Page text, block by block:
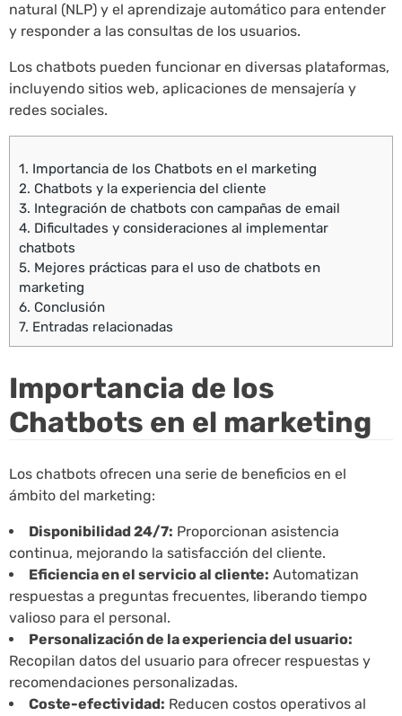
natural (NLP) y el aprendizaje automático para entender
y responder a las consultas de los usuarios.
Los chatbots pueden funcionar en diversas plataformas,
incluyendo sitios web, aplicaciones de mensajería y
redes sociales.
1. Importancia de los Chatbots en el marketing
2. Chatbots y la experiencia del cliente
3. Integración de chatbots con campañas de email
4. Dificultades y consideraciones al implementar
chatbots
5. Mejores prácticas para el uso de chatbots en
marketing
6. Conclusión
7. Entradas relacionadas
Importancia de los
Chatbots en el marketing
Los chatbots ofrecen una serie de beneficios en el
ámbito del marketing:
Disponibilidad 24/7: Proporcionan asistencia
continua, mejorando la satisfacción del cliente.
Eficiencia en el servicio al cliente: Automatizan
respuestas a preguntas frecuentes, liberando tiempo
valioso para el personal.
Personalización de la experiencia del usuario:
Recopilan datos del usuario para ofrecer respuestas y
recomendaciones personalizadas.
Coste-efectividad: Reducen costos operativos al